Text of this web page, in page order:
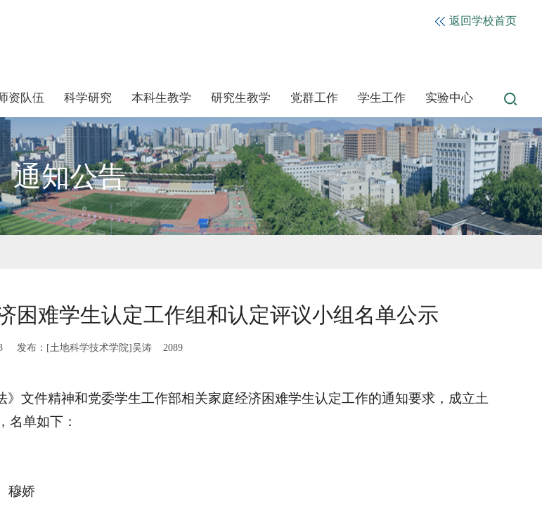
返回学校首页
资队伍 科学研究 本科生教学 研究生教学 党群工作 学生工作 实验中心
通知公告
困难学生认定工作组和认定评议小组名单公示
发布：[土地科学技术学院]吴涛 2089
文件精神和党委学生工作部相关家庭经济困难学生认定工作的通知要求，成立土
名单如下：
穆娇